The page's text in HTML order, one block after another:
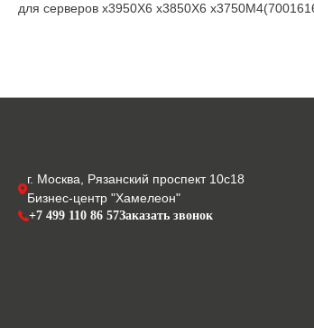
для серверов x3950X6 x3850X6
г. Москва, Рязанский проспект 10с18
Бизнес-центр "Хамелеон"
+7 499 110 86 57Заказать звонок